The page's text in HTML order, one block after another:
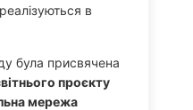
в
була присвячена
проєкту
мережа